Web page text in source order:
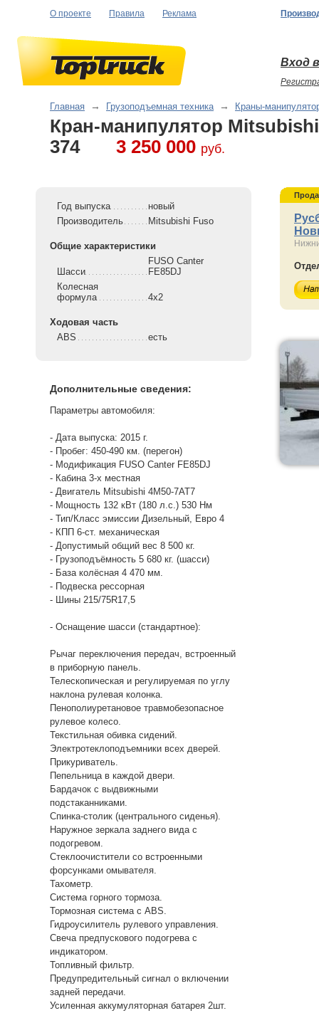
О проекте Правила Реклама
Вход
Главная → Грузоподъемная техника → Краны-
Кран-манипулятор
374
3 250 000 руб.
Год выпуска
новый
Производитель
Mitsubishi Fuso
Общие характеристики
Шасси
FUSO Canter
FE85DJ
Колесная
формула
4x2
Ходовая часть
ABS
есть
Дополнительные сведения:
Параметры автомобиля:
- Дата выпуска: 2015 г.
- Пробег: 450-490 км. (перегон)
- Модификация FUSO Canter FE85DJ
- Кабина 3-х местная
- Двигатель Mitsubishi 4M50-7AT7
- Мощность 132 кВт (180 л.с.) 530 Нм
- Тип/Класс эмиссии Дизельный, Евро 4
- КПП 6-ст. механическая
- Допустимый общий вес 8 500 кг.
- Грузоподъёмность 5 680 кг. (шасси)
- База колёсная 4 470 мм.
- Подвеска рессорная
- Шины 215/75R17,5
- Оснащение шасси (стандартное):
Рычаг переключения передач, встроенный
в приборную панель.
Телескопическая и регулируемая по углу
наклона рулевая колонка.
Пенополиуретановое травмобезопасное
рулевое колесо.
Текстильная обивка сидений.
Электротеклоподъемники всех дверей.
Прикуриватель.
Пепельница в каждой двери.
Бардачок с выдвижными
подстаканниками.
Спинка-столик (центрального сиденья).
Наружное зеркала заднего вида с
подогревом.
Стеклоочистители со встроенными
форсунками омывателя.
Тахометр.
Система горного тормоза.
Тормозная система с АВS.
Гидроусилитель рулевого управления.
Свеча предпускового подогрева с
индикатором.
Топливный фильтр.
Предупредительный сигнал о включении
задней передачи.
Усиленная аккумуляторная батарея 2шт.